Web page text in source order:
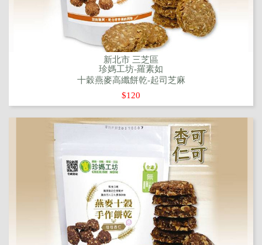
新北市 三芝區
珍媽工坊-羅素如
十穀燕麥高纖餅乾-起司芝麻
$120